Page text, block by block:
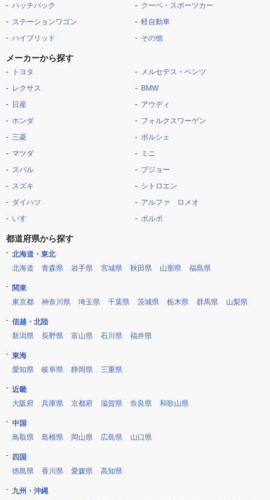
ハッチバック
ステーションワゴン
ハイブリッド
クーペ・スポーツカー
軽自動車
その他
メーカーから探す
トヨタ
レクサス
日産
ホンダ
三菱
マツダ
スバル
スズキ
ダイハツ
いすゞ
メルセデス・ベンツ
BMW
アウディ
フォルクスワーゲン
ポルシェ
ミニ
プジョー
シトロエン
アルファ ロメオ
ボルボ
都道府県から探す
北海道・東北
北海道
青森県 岩手県 宮城県 秋田県 山形県 福島県
関東
東京都
神奈川県 埼玉県 千葉県 茨城県 栃木県 群馬県 山梨県
信越・北陸
新潟県
長野県 富山県 石川県 福井県
東海
愛知県
岐阜県 静岡県 三重県
近畿
大阪府
兵庫県 京都府 滋賀県 奈良県 和歌山県
中国
鳥取県
島根県 岡山県 広島県 山口県
四国
徳島県
香川県 愛媛県 高知県
九州・沖縄